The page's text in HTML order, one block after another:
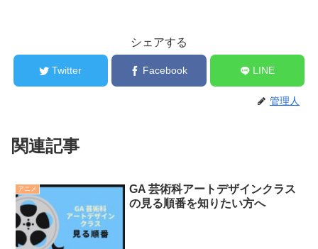
シェアする
Twitter Facebook LINE
管理人
関連記事
アニメ
GA 芸術科アートデザインクラス
の見る順番を知りたい方へ